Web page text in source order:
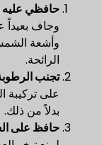
حافظي عليه
وجاف بعيداً
وأشعة
الرائحة.
تجنب
على تركيبة
بدلاً من ذلك.
حافظ على